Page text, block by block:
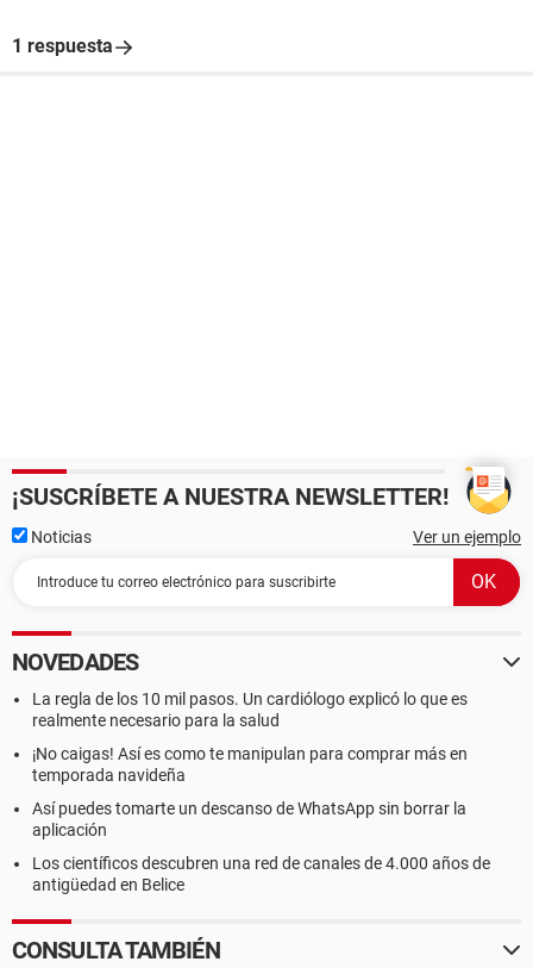
1 respuesta
¡SUSCRÍBETE A NUESTRA NEWSLETTER!
Noticias Ver un ejemplo
NOVEDADES
La regla de los 10 mil pasos. Un cardiólogo explicó lo que es
realmente necesario para la salud
¡No caigas! Así es como te manipulan para comprar más en
temporada navideña
Así puedes tomarte un descanso de WhatsApp sin borrar la
aplicación
Los científicos descubren una red de canales de 4.000 años de
antigüedad en Belice
CONSULTA TAMBIÉN